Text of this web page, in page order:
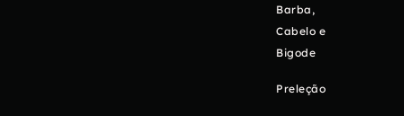
Barba,
Cabelo e
Bigode
Preleção